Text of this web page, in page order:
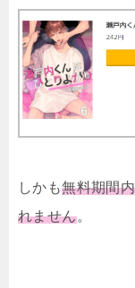
しかも無料期間
れません。